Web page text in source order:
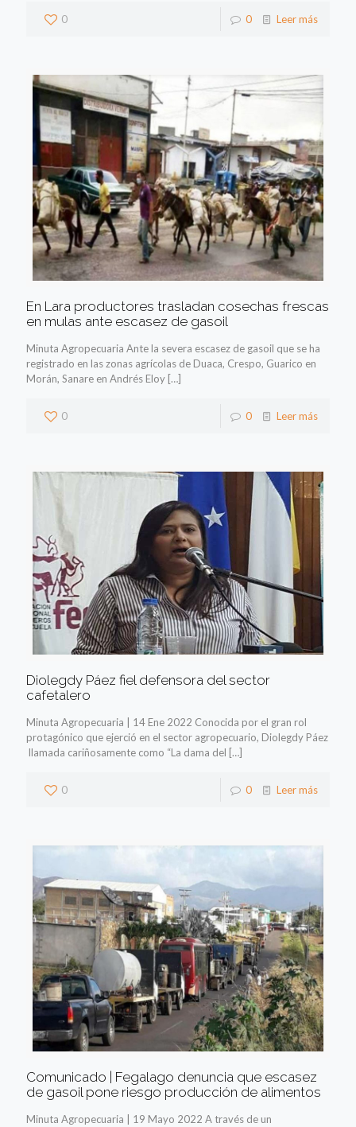
0 0 Leer más
En Lara productores trasladan cosechas frescas
en mulas ante escasez de gasoil
Minuta Agropecuaria Ante la severa escasez de gasoil que se ha
registrado en las zonas agrícolas de Duaca, Crespo, Guarico en
Morán, Sanare en Andrés Eloy […]
0 0 Leer más
Diolegdy Páez fiel defensora del sector
cafetalero
Minuta Agropecuaria | 14 Ene 2022 Conocida por el gran rol
protagónico que ejerció en el sector agropecuario, Diolegdy Páez
llamada cariñosamente como “La dama del […]
0 0 Leer más
Comunicado | Fegalago denuncia que escasez
de gasoil pone riesgo producción de alimentos
Minuta Agropecuaria | 19 Mayo 2022 A través de un